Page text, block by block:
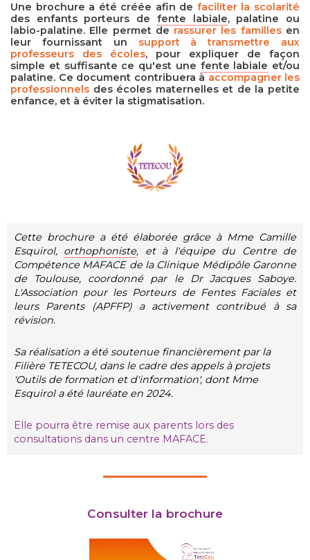
Une brochure a été créée afin de faciliter la scolarité
des enfants porteurs de fente labiale, palatine ou
labio-palatine. Elle permet de rassurer les famillesen
leur fournissant un support à transmettre aux
professeurs des écoles, pour expliquer de façon
simple et suffisante ce qu'est une fente labiale et/ou
palatine. Ce document contribuera à accompagner les
professionnels des écoles maternelles et de la petite
enfance, et à éviter la stigmatisation.
Cette brochure a été élaborée grâce à Mme Camille
Esquirol, orthophoniste, et à l'équipe du Centre de
Compétence MAFACE de la Clinique Médipôle Garonne
de Toulouse, coordonné par le Dr Jacques Saboye.
L'Association pour les Porteurs de Fentes Faciales et
leurs Parents (APFFP) a activement contribué à sa
révision.
Sa réalisation a été soutenue financièrement par la
Filière TETECOU, dans le cadre des appels à projets
'Outils de formation et d'information', dont Mme
Esquirol a été lauréate en 2024.
Elle pourra être remise aux parents lors des
consultations dans un centre MAFACE.
Consulter la brochure